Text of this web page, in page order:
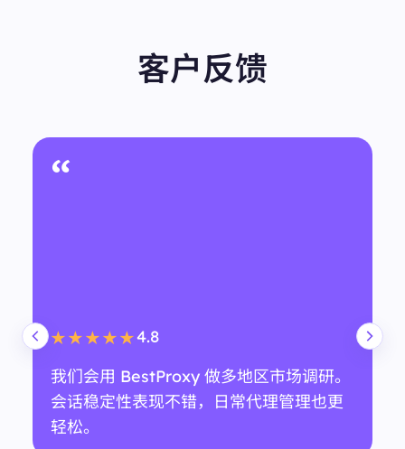
客户反馈
“
★★★★★4.8
我们会用 BestProxy 做多地区市场调研。
会话稳定性表现不错，日常代理管理也更
轻松。